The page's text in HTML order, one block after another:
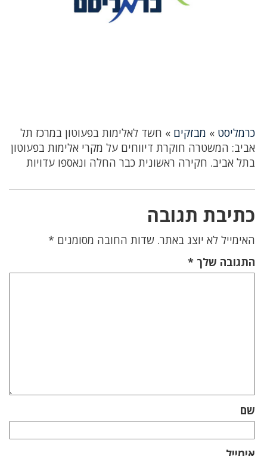
כרמליסט » מבזקים » חשד לאלימות בפעוטון במרכז תל
אביב: המשטרה חוקרת דיווחים על מקרי אלימות בפעוטון
בתל אביב. חקירה ראשונית כבר החלה ונאספו עדויות
כתיבת תגובה
האימייל לא יוצג באתר. שדות החובה מסומנים *
התגובה שלך *
שם